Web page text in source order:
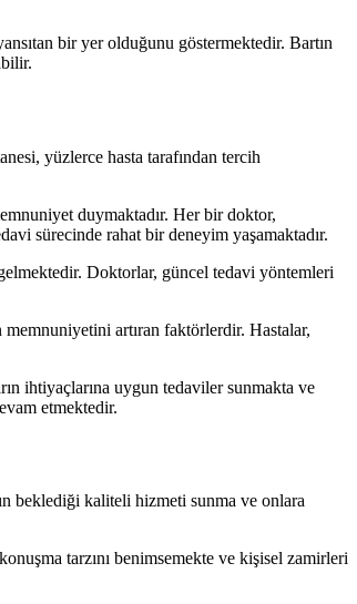
bir yer olduğunu göstermektedir. Bartın
yüzlerce hasta tarafından tercih
duymaktadır. Her bir doktor,
sürecinde rahat bir deneyim yaşamaktadır.
Doktorlar, güncel tedavi yöntemleri
artıran faktörlerdir. Hastalar,
ihtiyaçlarına uygun tedaviler sunmakta ve
etmektedir.
beklediği kaliteli hizmeti sunma ve onlara
tarzını benimsemekte ve kişisel zamirleri